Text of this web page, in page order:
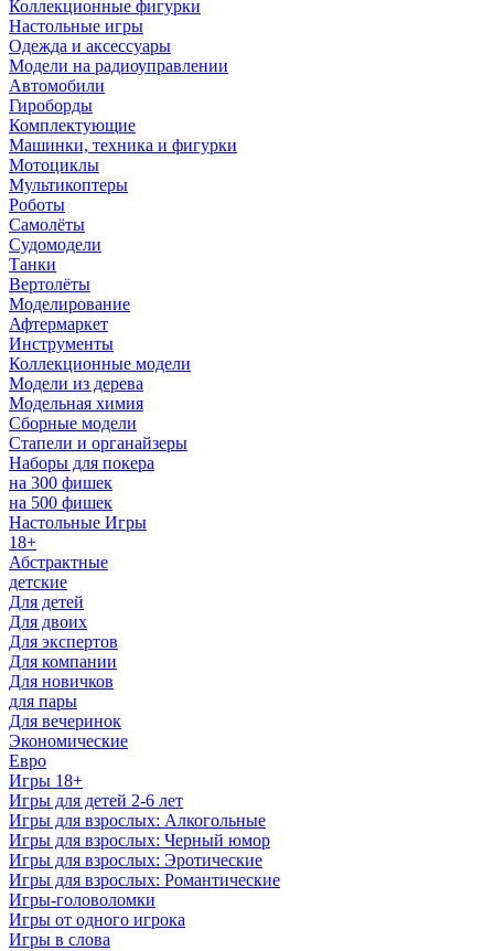
Коллекционные фигурки
Настольные игры
Одежда и аксессуары
Модели на радиоуправлении
Автомобили
Гироборды
Комплектующие
Машинки, техника и фигурки
Мотоциклы
Мультикоптеры
Роботы
Самолёты
Судомодели
Танки
Вертолёты
Моделирование
Афтермаркет
Инструменты
Коллекционные модели
Модели из дерева
Модельная химия
Сборные модели
Стапели и органайзеры
Наборы для покера
на 300 фишек
на 500 фишек
Настольные Игры
18+
Абстрактные
детские
Для детей
Для двоих
Для экспертов
Для компании
Для новичков
для пары
Для вечеринок
Экономические
Евро
Игры 18+
Игры для детей 2-6 лет
Игры для взрослых: Алкогольные
Игры для взрослых: Черный юмор
Игры для взрослых: Эротические
Игры для взрослых: Романтические
Игры-головоломки
Игры от одного игрока
Игры в слова